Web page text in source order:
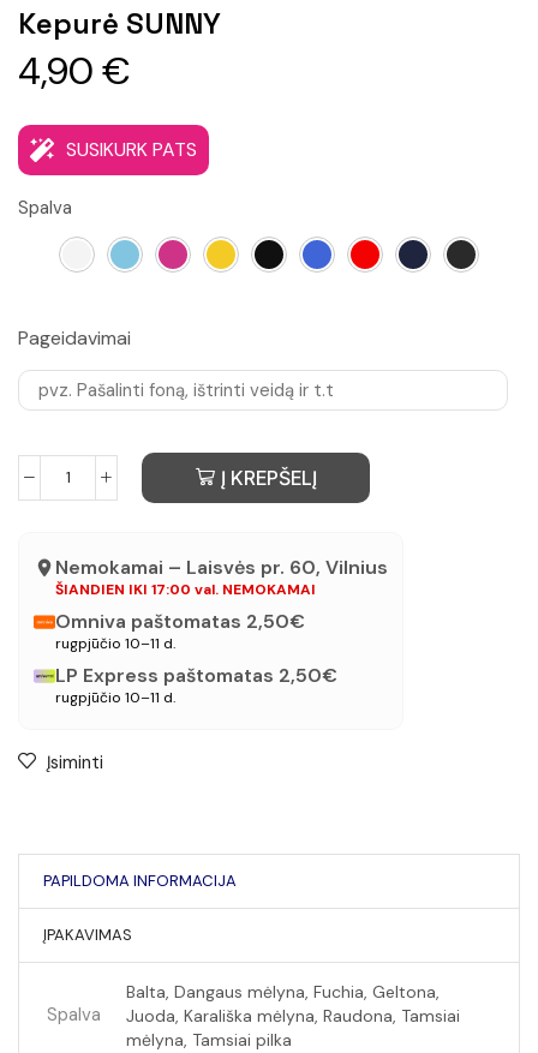
Kepurė SUNNY
4,90€
SUSIKURK PATS
Spalva
Pageidavimai
Į KREPŠELĮ
Nemokamai – Laisvės pr. 60, Vilnius
ŠIANDIEN IKI 17:00 val. NEMOKAMAI
Omniva paštomatas 2,50€
rugpjūčio 10–11 d.
LP Express paštomatas 2,50€
rugpjūčio 10–11 d.
Įsiminti
PAPILDOMA INFORMACIJA
ĮPAKAVIMAS
Spalva
Balta, Dangaus mėlyna, Fuchia, Geltona,
Juoda, Karališka mėlyna, Raudona, Tamsiai
mėlyna, Tamsiai pilka